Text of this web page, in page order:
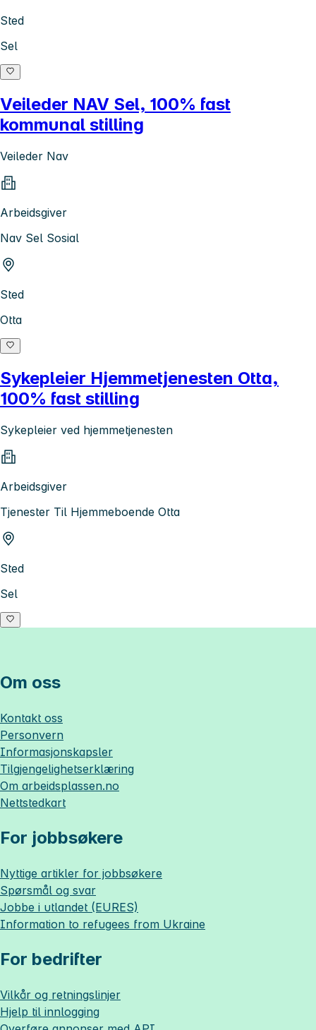
Sted
Sel
Veileder NAV Sel, 100% fast
kommunal stilling
Veileder Nav
Arbeidsgiver
Nav Sel Sosial
Sted
Otta
Sykepleier Hjemmetjenesten Otta,
100% fast stilling
Sykepleier ved hjemmetjenesten
Arbeidsgiver
Tjenester Til Hjemmeboende Otta
Sted
Sel
Om oss
Kontakt oss
Personvern
Informasjonskapsler
Tilgjengelighetserklæring
Om arbeidsplassen.no
Nettstedkart
For jobbsøkere
Nyttige artikler for jobbsøkere
Spørsmål og svar
Jobbe i utlandet (EURES)
Information to refugees from Ukraine
For bedrifter
Vilkår og retningslinjer
Hjelp til innlogging